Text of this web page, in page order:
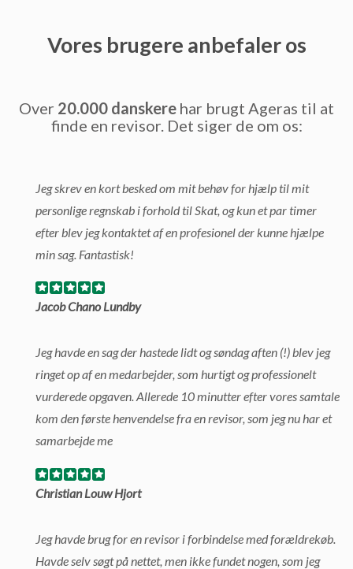
Vores brugere anbefaler os
Over 20.000 danskere har brugt Ageras til at
finde en revisor. Det siger de om os:
Jeg skrev en kort besked om mit behøv for hjælp til mit
personlige regnskab i forhold til Skat, og kun et par timer
efter blev jeg kontaktet af en profesionel der kunne hjælpe
min sag. Fantastisk!
Jacob Chano Lundby
Jeg havde en sag der hastede lidt og søndag aften (!) blev jeg
ringet op af en medarbejder, som hurtigt og professionelt
vurderede opgaven. Allerede 10 minutter efter vores samtale
kom den første henvendelse fra en revisor, som jeg nu har et
samarbejde me
Christian Louw Hjort
Jeg havde brug for en revisor i forbindelse med forældrekøb.
Havde selv søgt på nettet, men ikke fundet nogen, som jeg